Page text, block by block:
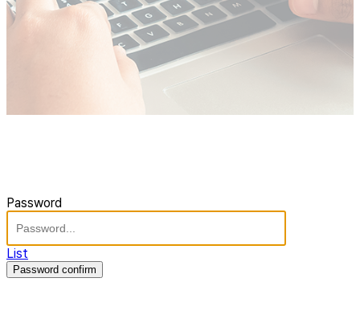
Password
List
Password confirm